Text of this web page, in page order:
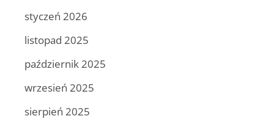
styczeń 2026
listopad 2025
październik 2025
wrzesień 2025
sierpień 2025